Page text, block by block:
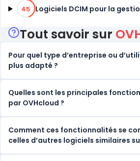
45% de compatibilité
45 Logiciels DCIM pour la
Tout savoir sur
Pour quel type d’entreprise ou
plus adapté ?
Quelles sont les principales
par OVHcloud ?
Comment ces fonctionnalités se
celles d’autres logiciels similaires